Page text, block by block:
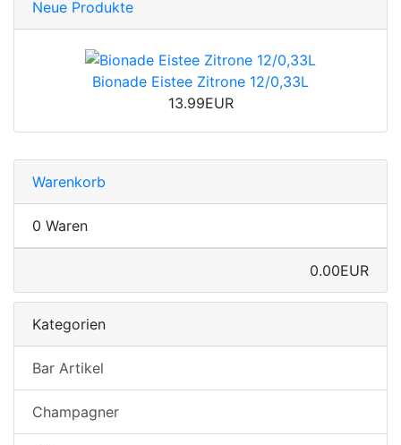
Neue Produkte
Bionade Eistee Zitrone 12/0,33L
13.99EUR
Warenkorb
0 Waren
0.00EUR
Kategorien
Bar Artikel
Champagner